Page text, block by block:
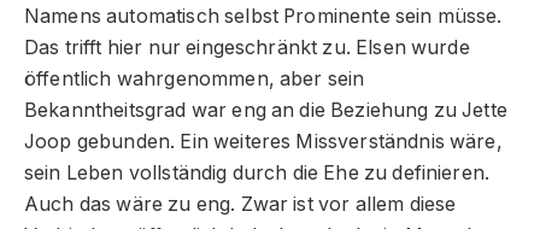
Namens automatisch selbst Prominente sein müsse.
Das trifft hier nur eingeschränkt zu. Elsen wurde
öffentlich wahrgenommen, aber sein
Bekanntheitsgrad war eng an die Beziehung zu Jette
Joop gebunden. Ein weiteres Missverständnis wäre,
sein Leben vollständig durch die Ehe zu definieren.
Auch das wäre zu eng. Zwar ist vor allem diese